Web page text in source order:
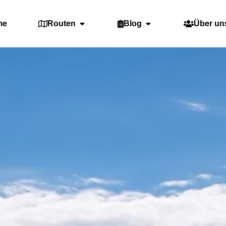
Routen Blog Über